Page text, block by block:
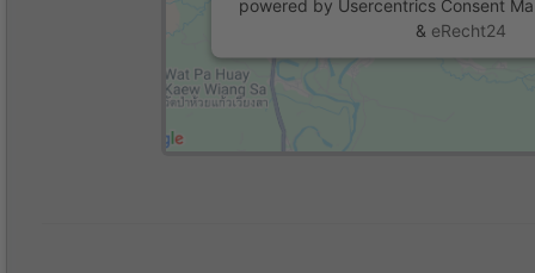
powered by Usercentrics Consent
& eRecht24